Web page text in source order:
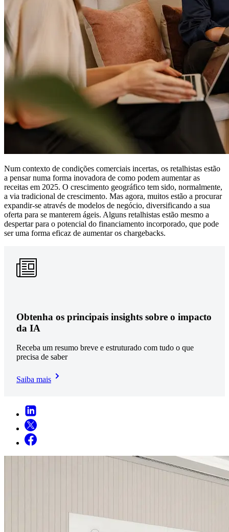
Num contexto de condições comerciais incertas, os retalhistas estão
a pensar numa forma inovadora de como podem aumentar as
receitas em 2025. O crescimento geográfico tem sido, normalmente,
a via tradicional de crescimento. Mas agora, muitos estão a procurar
expandir-se através de modelos de negócio, diversificando a sua
oferta para se manterem ágeis. Alguns retalhistas estão mesmo a
despertar para o potencial do financiamento incorporado, que pode
ser uma forma eficaz de aumentar os chargebacks.
Obtenha os principais insights sobre o impacto
da IA
Receba um resumo breve e estruturado com tudo o que
precisa de saber
Saiba mais